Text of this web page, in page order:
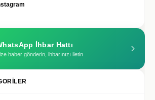
İhbar Hattı
haber gönderin, ihbarınızı iletin